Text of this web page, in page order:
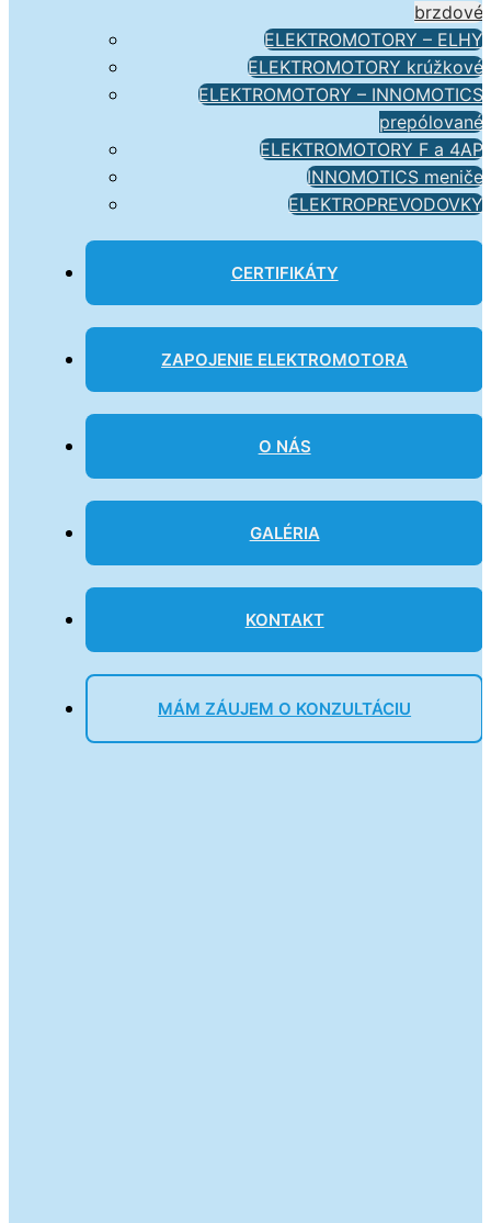
brzdové
ELEKTROMOTORY – ELHY
ELEKTROMOTORY krúžkové
ELEKTROMOTORY – INNOMOTICS
prepólované
ELEKTROMOTORY F a 4AP
INNOMOTICS meniče
ELEKTROPREVODOVKY
CERTIFIKÁTY
ZAPOJENIE ELEKTROMOTORA
O NÁS
GALÉRIA
KONTAKT
MÁM ZÁUJEM O KONZULTÁCIU